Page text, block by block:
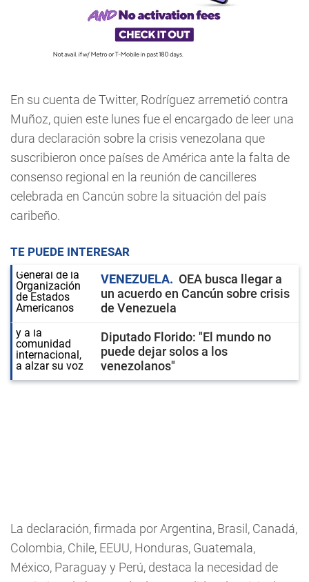
En su cuenta de Twitter, Rodríguez arremetió contra
Muñoz, quien este lunes fue el encargado de leer una
dura declaración sobre la crisis venezolana que
suscribieron once países de América ante la falta de
consenso regional en la reunión de cancilleres
celebrada en Cancún sobre la situación del país
caribeño.
TE PUEDE INTERESAR
VENEZUELA
OEA busca llegar a
un acuerdo en Cancún sobre crisis
de Venezuela
Diputado Florido: "El mundo no
puede dejar solos a los
venezolanos"
La declaración, firmada por Argentina, Brasil, Canadá,
Colombia, Chile, EEUU, Honduras, Guatemala,
México, Paraguay y Perú, destaca la necesidad de